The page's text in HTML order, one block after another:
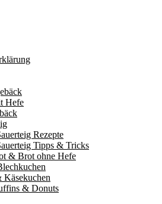
Hefe
Rezepte
Tipps & Tricks
& Brot ohne Hefe
Käsekuchen
& Donuts